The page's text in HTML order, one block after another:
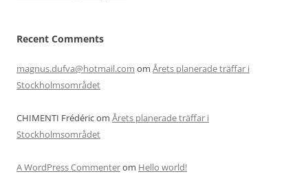
Recent Comments
magnus.dufva@hotmail.com om Årets planerade träffar i
Stockholmsområdet
CHIMENTI Frédéricom Årets planerade träffar i
Stockholmsområdet
A WordPress Commenterom Hello world!